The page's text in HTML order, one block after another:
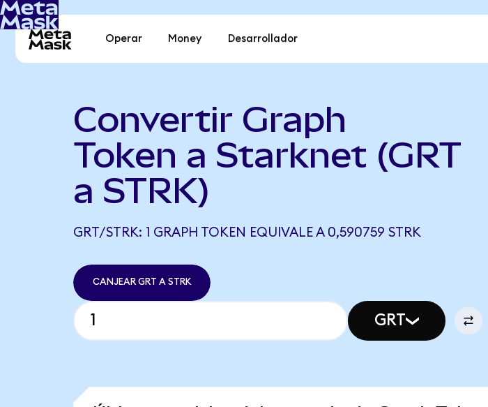
Operar Money Desarrollador
Convertir Graph
Token a Starknet (GRT
a STRK)
GRT/STRK: 1 GRAPH TOKEN EQUIVALE A 0,590759 STRK
CANJEAR GRT A STRK
GRT